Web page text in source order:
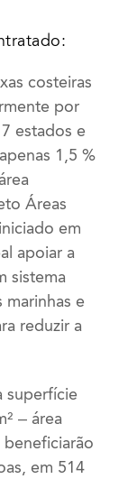
costeiras
por
estados e
1,5 %
Áreas
em
apoiar a
sistema
e
reduzir a
superfície
– área
em 514